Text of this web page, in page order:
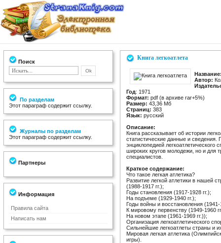
Поиск
По разделам
Этот параграф содержит ссылку.
Журналы по разделам
Этот параграф содержит ссылку.
Партнеры
Информация
Правила сайта
Написать нам
Книга легкоатлета
Автор:
Год: 1971
Формат: pdf (в архиве rar+5%)
Размер: 43,36 Мб
Страниц: 383
Язык: русский
Описание:
Книга рассказывает об истории
статистические данные и сведения.
энциклопедией легкоатлетического
широких кругов молодежи, но и для
специалистов.
Краткое содержание:
Что такое легкая атлетика?
Развитие легкой атлетики в нашей
(1988-1917 гг.);
Годы становления (1917-1928 гг.);
На подъеме (1929-1940 гг.);
Годы войны и восстановления (1941-
К мировому первенству (1949-1960
На новом этапе (1961-1969 гг.));
Организация легкоатлетического
Сильнейшие легкоатлеты страны и
Мировая легкая атлетика
игры).